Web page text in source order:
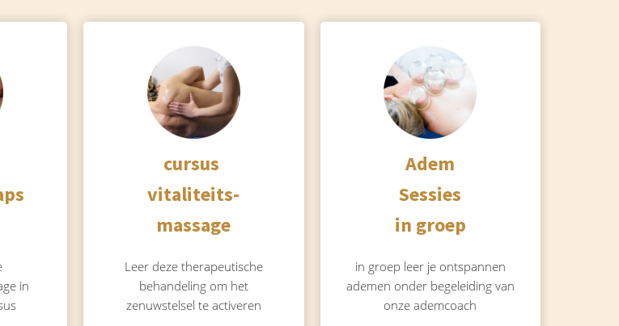
in
cursus
vitaliteits-
massage
Leer deze therapeutische
behandeling om het
zenuwstelsel te activeren
Adem
Sessies
in groep
in groep leer je ontspannen
ademen onder begeleiding van
onze ademcoach